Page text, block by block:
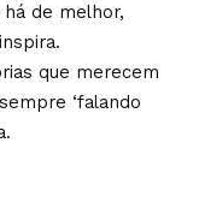
de melhor,
que merecem
‘falando